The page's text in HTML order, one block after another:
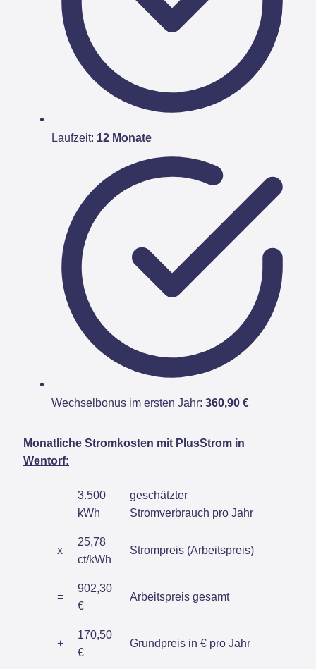
Laufzeit: 12 Monate
Wechselbonus im ersten Jahr: 360,90 €
Monatliche Stromkosten mit PlusStrom in
Wentorf:
3.500
kWh
geschätzter
Stromverbrauch pro Jahr
x
25,78
ct/kWh
Strompreis (Arbeitspreis)
=
902,30
€
Arbeitspreis gesamt
+
170,50
€
Grundpreis in € pro Jahr